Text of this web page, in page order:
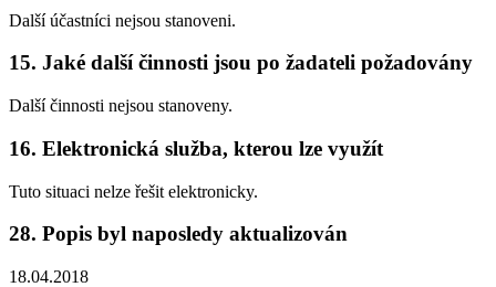
Další účastníci nejsou stanoveni.
15. Jaké další činnosti jsou po žadateli požadovány
Další činnosti nejsou stanoveny.
16. Elektronická služba, kterou lze využít
Tuto situaci nelze řešit elektronicky.
28. Popis byl naposledy aktualizován
18.04.2018